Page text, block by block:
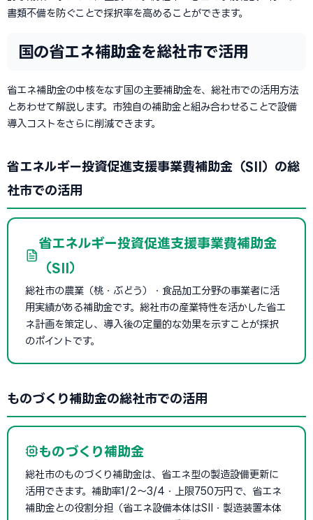
書類不備を防ぐことで採択率を高めることができます。
国の省エネ補助金を総社市で活用
省エネ補助金の中核をなす国の主要補助金を、総社市での活用方法
とあわせて解説します。市独自の補助金と組み合わせることで設備
導入コストをさらに削減できます。
省エネルギー投資促進支援事業費補助金（SII）の総
社市での活用
省エネルギー投資促進支援事業費補助金
（SII）
総社市の農業（桃・ぶどう）・食品加工分野の事業者に活
用実績がある補助金です。総社市の産業特性を活かした省エ
ネ計画を策定し、導入後の定量的な効果を示すことが採択
のポイントです。
ものづくり補助金の総社市での活用
ものづくり補助金
総社市のものづくり補助金は、省エネ型の製造設備更新に
活用できます。補助率1/2〜3/4・上限750万円で、省エネ
補助金との役割分担（省エネ設備本体はSII・製造装置本体